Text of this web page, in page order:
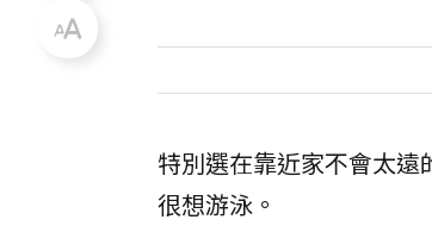
特別選在靠近家不會太
很想游泳。